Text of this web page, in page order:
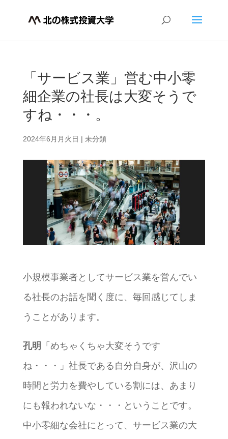
「サービス業」営む中小零
細企業の社長は大変そうで
すね・・・。
2024年6月月火日 | 未分類
小規模事業者としてサービス業を営んでい
る社長のお話を聞く度に、毎回感じてしま
うことがあります。
孔明
「めちゃくちゃ大変そうです
ね・・・」社長である自分自身が、沢山の
時間と労力を費やしている割には、あまり
にも報われないな・・・ということです。
中小零細な会社にとって、サービス業の大